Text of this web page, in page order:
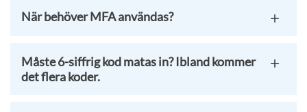
När behöver MFA användas?
Måste 6-siffrig kod matas in? Ibland kommer
det flera koder.